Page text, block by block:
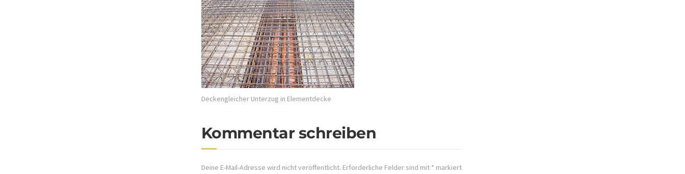
Deckengleicher Unterzug in Elementdecke
Kommentar schreiben
Deine E-Mail-Adresse wird nicht veröffentlicht. Erforderliche Felder sind mit * markiert